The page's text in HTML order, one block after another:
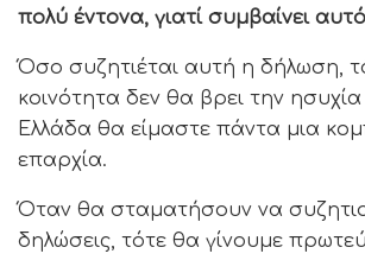
πολύ έντονα, γιατί συμβαίνει
Όσο συζητιέται αυτή η δήλωση,
κοινότητα δεν θα βρει την
Ελλάδα θα είμαστε πάντα μια
επαρχία.
Όταν θα σταματήσουν να
δηλώσεις, τότε θα γίνουμε